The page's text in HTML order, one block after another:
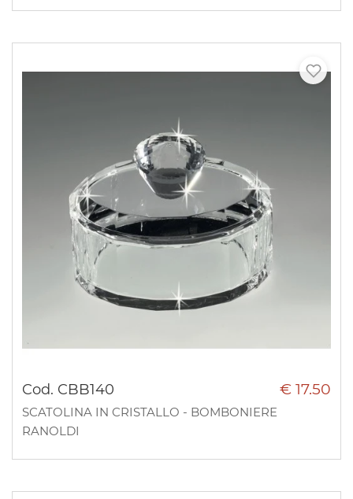
Cod. CBB140 € 17.50
SCATOLINA IN CRISTALLO - BOMBONIERE
RANOLDI